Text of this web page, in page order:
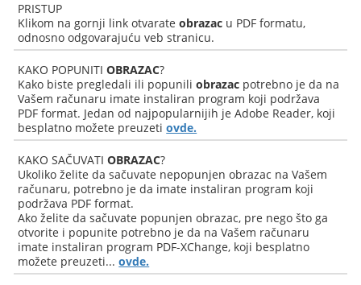
PRISTUP
Klikom na gornji link otvarateobrazac u PDF formatu,
odnosno odgovarajuću veb stranicu.
KAKO POPUNITIOBRAZAC?
Kako biste pregledali ili popuniliobrazac potrebno je da na
Vašem računaru imate instaliran program koji podržava
PDF format. Jedan od najpopularnijih je Adobe Reader, koji
besplatno možete preuzetiovde.
KAKO SAČUVATIOBRAZAC?
Ukoliko želite da sačuvate nepopunjen obrazac na Vašem
računaru, potrebno je da imate instaliran program koji
podržava PDF format.
Ako želite da sačuvate popunjen obrazac, pre nego što ga
otvorite i popunite potrebno je da na Vašem računaru
imate instaliran program PDF-XChange, koji besplatno
možete preuzeti...ovde.